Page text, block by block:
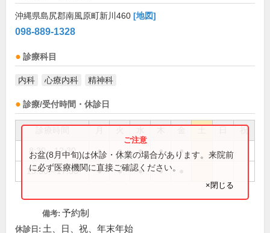
沖縄県島尻郡南風原町新川460 [地図]
098-889-1328
診療科目
内科 心療内科 精神科
診療/受付時間・休診日
祝
8:30～12:30 ● ● ● ● ●
13:30～17:30 ● ● ● ●
お盆(8月中旬)は休診・休業の場合があります。来院前
に必ず医療機関に直接ご確認ください。
×閉じる
備考: 予約制
休診日: 土、日、祝、年末年始